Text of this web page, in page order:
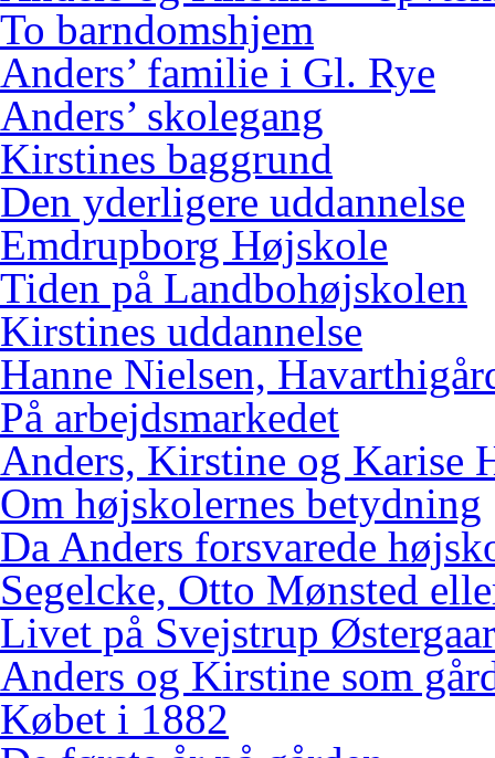
To barndomshjem
Anders’ familie i Gl. Rye
Anders’ skolegang
Kirstines baggrund
Den yderligere uddannelse
Emdrupborg Højskole
Tiden på Landbohøjskolen
Kirstines uddannelse
Hanne Nielsen,
På arbejdsmarkedet
Anders, Kirstine og Karise
Om højskolernes betydning
Da Anders forsvarede
Segelcke, Otto Mønsted
Livet på Svejstrup
Anders og Kirstine som
Købet i 1882